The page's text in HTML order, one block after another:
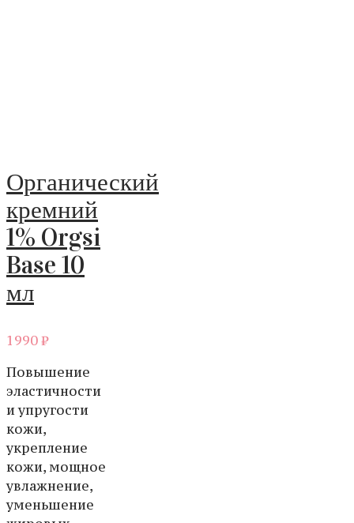
Органический
кремний
1% Orgsi
Base 10
мл
1990₽
Повышение
эластичности
и упругости
кожи,
укрепление
кожи, мощное
увлажнение,
уменьшение